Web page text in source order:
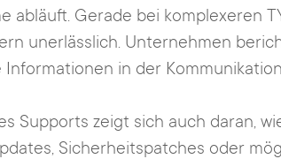
abläuft. Gerade bei komplexeren
unerlässlich. Unternehmen
Informationen in der
Supports zeigt sich auch daran,
Sicherheitspatches oder